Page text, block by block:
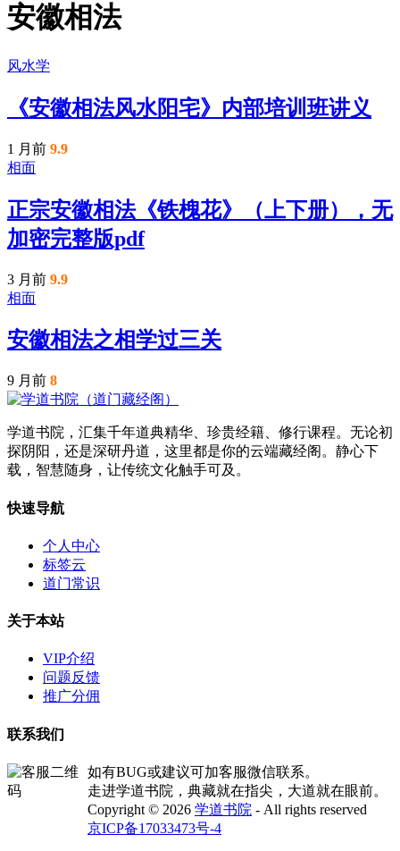
安徽相法
风水学
《安徽相法风水阳宅》内部培训班讲义
1 月前 9.9
相面
正宗安徽相法《铁槐花》（上下册），无
加密完整版pdf
3 月前 9.9
相面
安徽相法之相学过三关
9 月前 8
学道书院，汇集千年道典精华、珍贵经籍、修行课程。无论初
探阴阳，还是深研丹道，这里都是你的云端藏经阁。静心下
载，智慧随身，让传统文化触手可及。
快速导航
个人中心
标签云
道门常识
关于本站
VIP介绍
问题反馈
推广分佣
联系我们
如有BUG或建议可加客服微信联系。
走进学道书院，典藏就在指尖，大道就在眼前。
Copyright © 2026 学道书院 - All rights reserved
京ICP备17033473号-4